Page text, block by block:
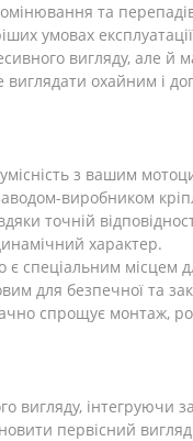
та
умовах
вигляду, але й
охайним і
з вашим
виробником
точній
характер.
є спеціальним місцем
для безпечної та
спрощує монтаж,
вигляду, інтегруючи
первісний